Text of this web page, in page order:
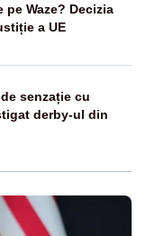
Waze? Decizia
a UE
senzație cu
derby-ul din